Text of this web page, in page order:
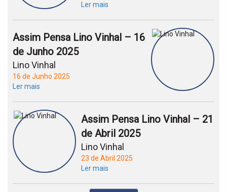
Ler mais
Assim Pensa Lino Vinhal – 16
de Junho 2025
Lino Vinhal
16 de Junho 2025
Ler mais
Assim Pensa Lino Vinhal – 21
de Abril 2025
Lino Vinhal
23 de Abril 2025
Ler mais